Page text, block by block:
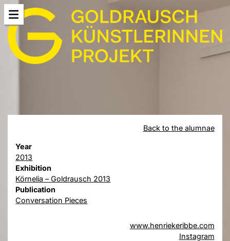
Back to the alumnae
Year
2013
Exhibition
Körnelia – Goldrausch 2013
Publication
Conversation Pieces
www.henriekeribbe.com
Instagram